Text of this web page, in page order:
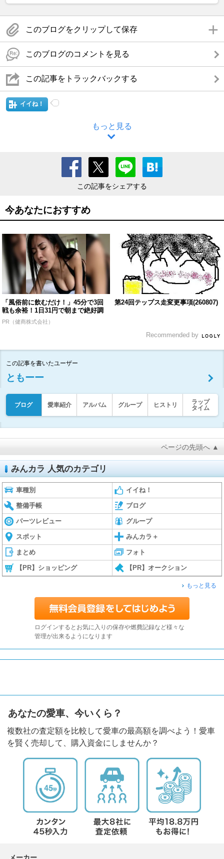
このブログをクリップして保存
このブログのコメントを見る
この記事をトラックバックする
イイね！
もっと見る
この記事をシェアする
今あなたにおすすめ
「風俗前に飲むだけ！」45分で3回
戦も余裕！1日31円で朝まで絶好調
PR（健商株式会社）
第24回テップス走変更事項(260807)
Recommended by
この記事を書いたユーザー
ともーー
ブログ 愛車紹介 アルバム グループ ヒストリ
ラップ
タイム
ページの先頭へ ▲
みんカラ 人気のカテゴリ
車種別 イイね！
整備手帳 ブログ
パーツレビュー グループ
スポット みんカラ＋
まとめ フォト
【PR】ショッピング 【PR】オークション
もっと見る
ログインするとお気に入りの保存や燃費記録など様々な
管理が出来るようになります
あなたの愛車、今いくら？
複数社の査定額を比較して愛車の最高額を調べよう！愛車
を賢く売却して、購入資金にしませんか？